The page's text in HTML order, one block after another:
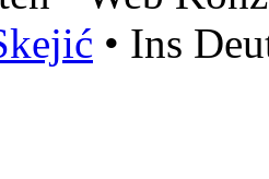
• Ins